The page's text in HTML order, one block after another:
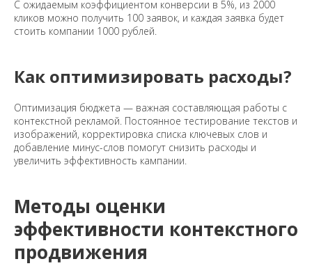
С ожидаемым коэффициентом конверсии в 5%, из 2000
кликов можно получить 100 заявок, и каждая заявка будет
стоить компании 1000 рублей.
Как оптимизировать расходы?
Оптимизация бюджета — важная составляющая работы с
контекстной рекламой. Постоянное тестирование текстов и
изображений, корректировка списка ключевых слов и
добавление минус-слов помогут снизить расходы и
увеличить эффективность кампании.
Методы оценки
эффективности контекстного
продвижения